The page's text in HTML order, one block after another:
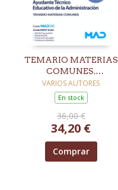
TEMARIO MATERIAS
COMUNES.
AYUDANTE TÉCNICO
EDUCATIVO.
COMUNIDAD
AUTÓNOMA DE
CASTILLA Y LEÓN
VARIOS AUTORES
En stock
36,00 €
34,20 €
Comprar